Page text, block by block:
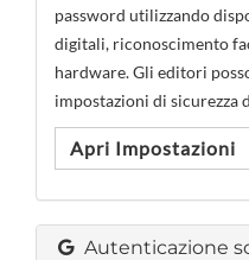
password utilizzando
digitali, riconoscimento
hardware. Gli editori
impostazioni di sicurezza
Apri Impostazioni
Autenticazione